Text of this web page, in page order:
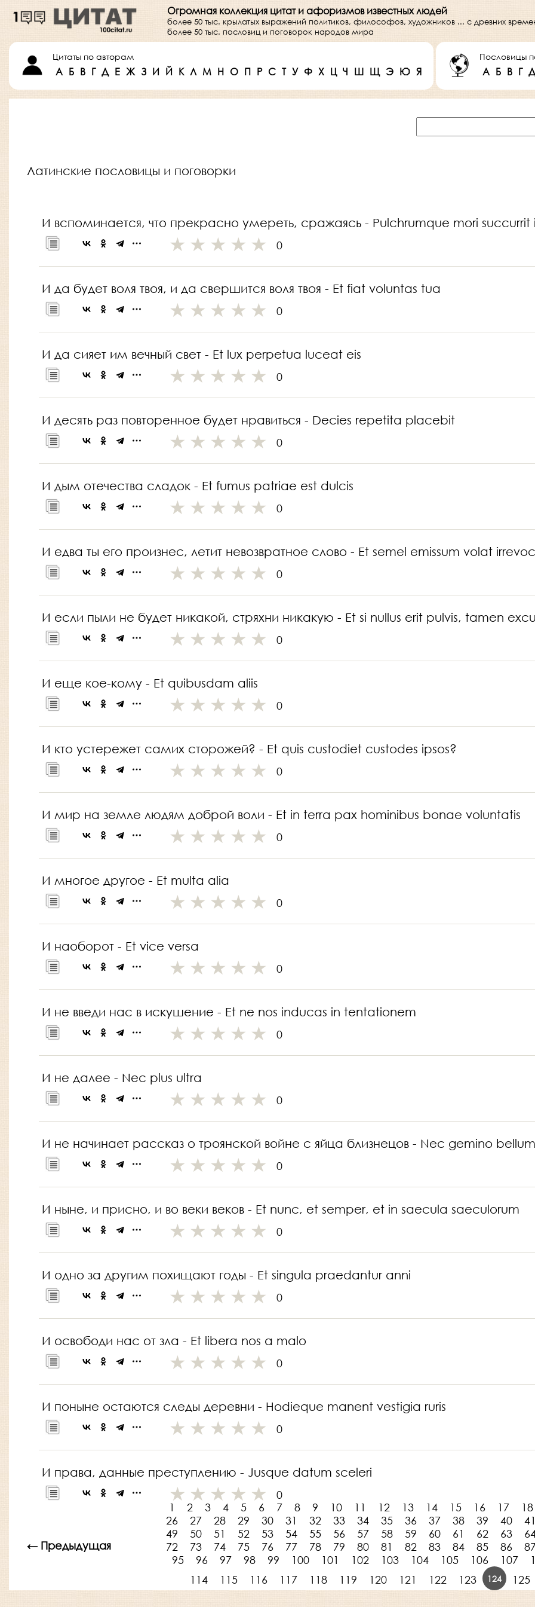
Огромная коллекция цитат и афоризмов известных людей
более 50 тыс. крылатых выражений политиков, философов, художников ... с древних
более 50 тыс. пословиц и поговорок народов мира
Цитаты по авторам
А Б В Г Д Е Ж З И Й К Л М Н О П Р С Т У Ф Х Ц Ч Ш Щ Э Ю Я
Пословицы
А Б В Г Д
Латинские пословицы и поговорки
И вспоминается, что прекрасно умереть, сражаясь - Pulchrumque mori succurrit
0
И да будет воля твоя, и да свершится воля твоя - Et fiat voluntas tua
0
И да сияет им вечный свет - Et lux perpetua luceat eis
0
И десять раз повторенное будет нравиться - Decies repetita placebit
0
И дым отечества сладок - Et fumus patriae est dulcis
0
И едва ты его произнес, летит невозвратное слово - Et semel emissum volat
0
И если пыли не будет никакой, стряхни никакую - Et si nullus erit pulvis, tamen
0
И еще кое-кому - Et quibusdam aliis
0
И кто устережет самих сторожей? - Et quis custodiet custodes ipsos?
0
И мир на земле людям доброй воли - Et in terra pax hominibus bonae voluntatis
0
И многое другое - Et multa alia
0
И наоборот - Et vice versa
0
И не введи нас в искушение - Et ne nos inducas in tentationem
0
И не далее - Nec plus ultra
0
И не начинает рассказ о троянской войне с яйца близнецов - Nec gemino
0
И ныне, и присно, и во веки веков - Et nunc, et semper, et in saecula saeculorum
0
И одно за другим похищают годы - Et singula praedantur anni
0
И освободи нас от зла - Et libera nos a malo
0
И поныне остаются следы деревни - Hodieque manent vestigia ruris
0
И права, данные преступлению - Jusque datum sceleri
0
← Предыдущая
1 2 3 4 5 6 7 8 9 10 11 12 13 14 15 16 17 18
26
27 28 29 30 31 32 33 34 35 36 37 38 39 40 41
49
50 51 52 53 54 55 56 57 58 59 60 61 62 63
72
73 74 75 76 77 78 79 80 81 82 83 84 85 86
95
96 97 98 99 100 101 102 103 104 105 106 107
114
115 116 117 118 119 120 121 122 123 124 125